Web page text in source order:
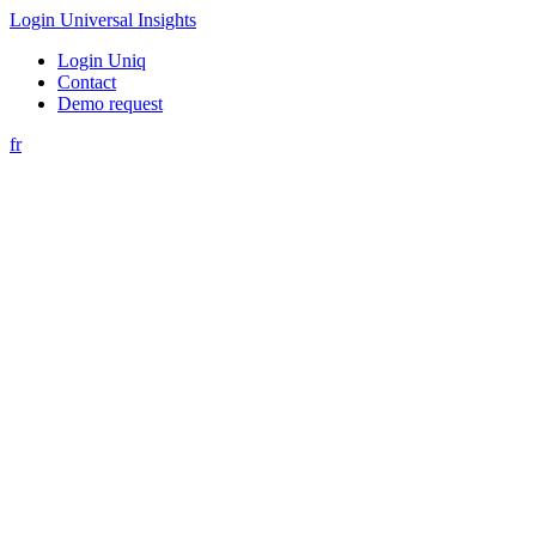
Login Universal Insights
Login Uniq
Contact
Demo request
fr